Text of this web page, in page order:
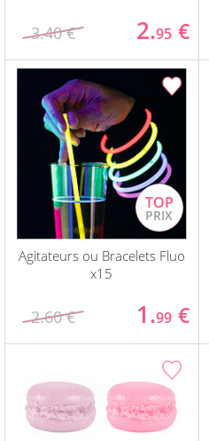
3.40 € 2.95 €
Agitateurs ou Bracelets Fluo
x15
2.60 € 1.99 €